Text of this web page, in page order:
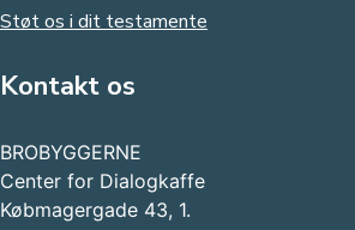
Støt os i dit testamente
Kontakt os
BROBYGGERNE
Center for Dialogkaffe
Købmagergade 43, 1.